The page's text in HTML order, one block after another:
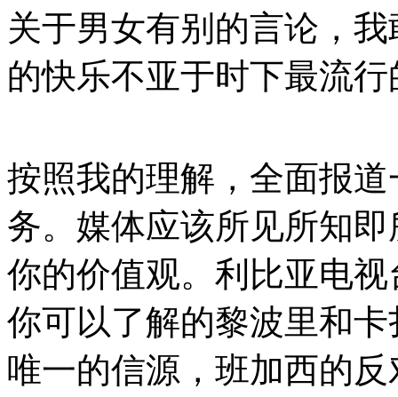
关于男女有别的言论，
的快乐不亚于时下最流
按照我的理解，全面报
务。媒体应该所见所知
你的价值观。利比亚电
你可以了解的黎波里和
唯一的信源，班加西的